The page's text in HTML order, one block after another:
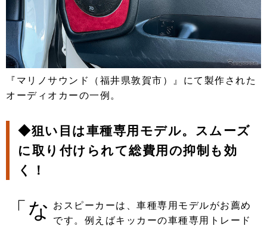
『マリノサウンド（福井県敦賀市）』にて製作された
オーディオカーの一例。
◆狙い目は車種専用モデル。スムーズ
に取り付けられて総費用の抑制も効
く！
「な おスピーカーは、車種専用モデルがお薦め
です。例えばキッカーの車種専用トレード